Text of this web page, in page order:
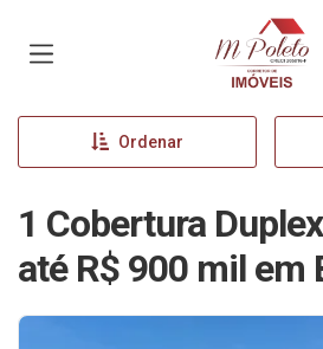
Página
Ordenar
1 Cobertura
até R$ 900 mil em